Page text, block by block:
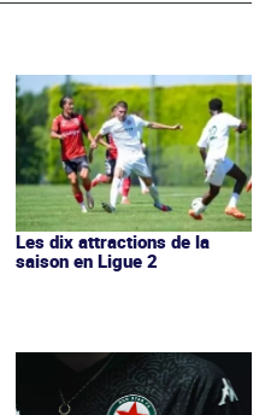
Les dix attractions de la
saison en Ligue 2